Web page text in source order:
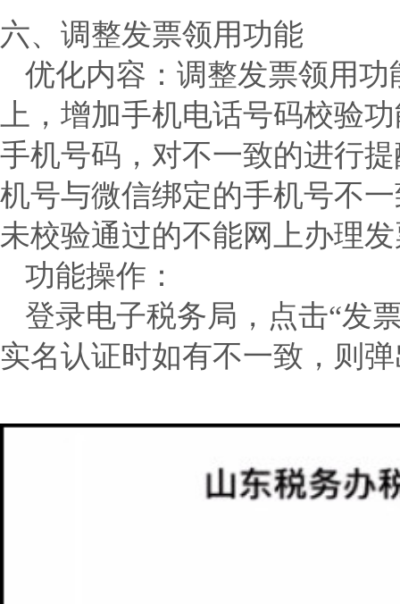
六、调整发票领用功能
优化内容： 调整发票领用
上，增加手机电话号码校验
手机号码，对不一致的进行
机号与微信绑定的手机号不
未校验通过的不能网上办理
功能操作：
登录电子税务局，点击“发
实名认证时如有不一致，则